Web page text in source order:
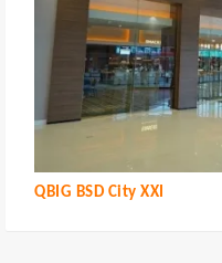
QBIG BSD City XXI